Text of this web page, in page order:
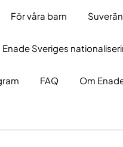
För våra barn
Sveriges
FAQ Om